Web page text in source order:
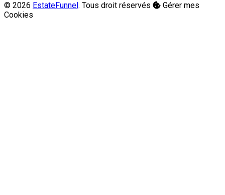
© 2026 EstateFunnel. Tous droit réservés
Gérer mes
Cookies